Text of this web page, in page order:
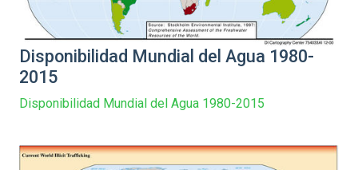
Disponibilidad Mundial del Agua 1980-
2015
Disponibilidad Mundial del Agua 1980-2015